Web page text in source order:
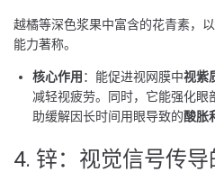
越橘等深色浆果中富含的花青素，
能力著称。
核心作用 ：能促进视网膜中视紫
减轻视疲劳。同时，它能强化眼
助缓解因长时间用眼导致的酸胀
4. 锌：视觉信号传导